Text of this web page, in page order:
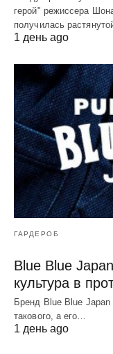
герой" режиссера
получилась
1 день ago
ГАРДЕРОБ
Blue Blue
культура в
Бренд Blue Blue Japan
такового, а его…
1 день ago